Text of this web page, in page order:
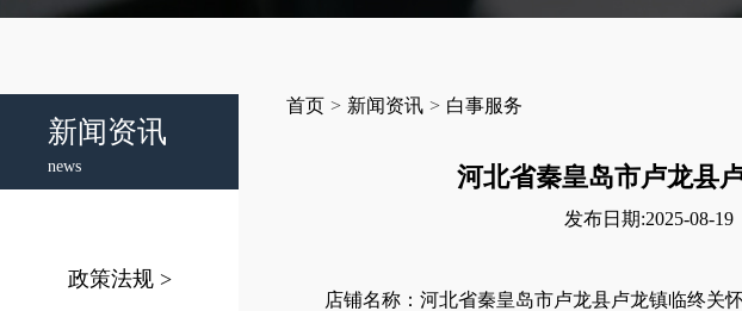
新闻资讯
news
政策法规 >
首页 > 新闻资讯 > 白事服务
河北省秦皇岛市卢龙县
发布日期:2025-08-19
店铺名称：河北省秦皇岛市卢龙县卢龙镇临终关